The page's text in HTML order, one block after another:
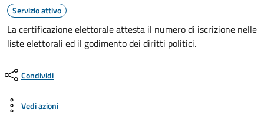
Servizio attivo
La certificazione elettorale attesta il numero di iscrizione nelle
liste elettorali ed il godimento dei diritti politici.
Condividi
Vedi azioni